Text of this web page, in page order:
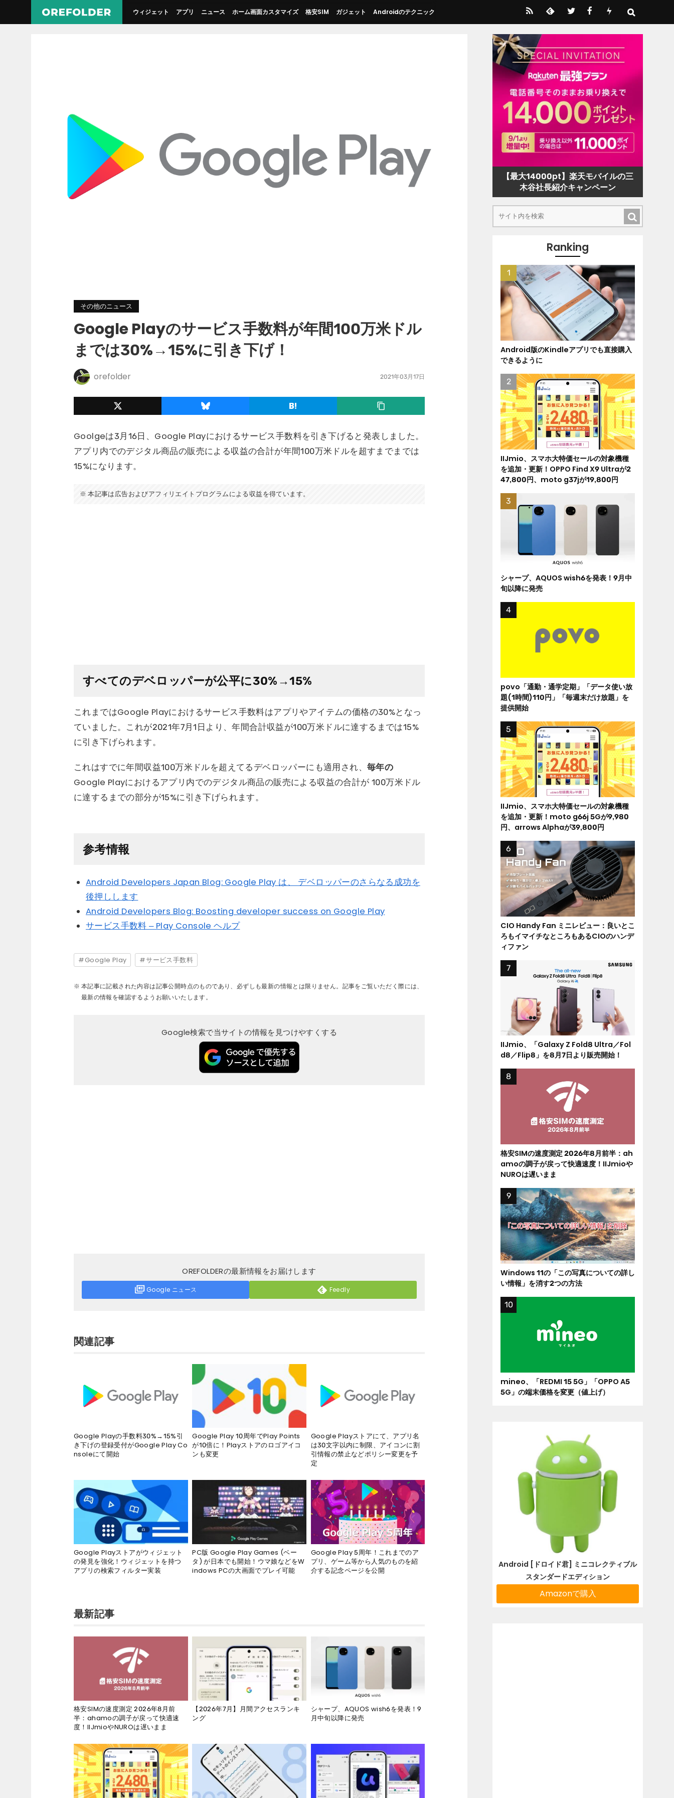
ウィジェット アプリ ニュース ホーム画面カスタマイズ 格安SIM ガジェット Androidのテクニック
その他のニュース
Google Playのサービス手数料が年間100万米ドル
までは30%→15%に引き下げ！
orefolder 2021年03月17日
Goolgeは3月16日、Google Playにおけるサービス手数料を引き下げると発表しました。
アプリ内でのデジタル商品の販売による収益の合計が年間100万米ドルを超すまでまでは
15%になります。
本記事は広告およびアフィリエイトプログラムによる収益を得ています。
すべてのデベロッパーが公平に30%→15%
これまではGoogle Playにおけるサービス手数料はアプリやアイテムの価格の30%となっ
ていました。これが2021年7月1日より、年間合計収益が100万米ドルに達するまでは15%
に引き下げられます。
これはすでに年間収益100万米ドルを超えてるデベロッパーにも適用され、 毎年の
Google Playにおけるアプリ内でのデジタル商品の販売による収益の合計が 100万米ドル
に達するまでの部分が15%に引き下げられます。
参考情報
Android Developers Japan Blog: Google Play は、 デベロッパーのさらなる成功を
後押しします
Android Developers Blog: Boosting developer success on Google Play
サービス手数料 – Play Console ヘルプ
Google Play サービス手数料
本記事に記載された内容は記事公開時点のものであり、必ずしも最新の情報とは限りません。記事をご覧いただく際には、
最新の情報を確認するようお願いいたします。
Google検索で当サイトの情報を見つけやすくする
OREFOLDERの最新情報をお届けします
Google ニュース Feedly
関連記事
Google Playの手数料30%→15%引
き下げの登録受付がGoogle Play Co
nsoleにて開始
Google Play 10周年でPlay Points
が10倍に！Playストアのロゴアイコ
ンも変更
Google Playストアにて、アプリ名
は30文字以内に制限、アイコンに割
引情報の禁止などポリシー変更を予
定
Google Playストアがウィジェット
の発見を強化！ウィジェットを持つ
アプリの検索フィルター実装
PC版 Google Play Games (ベー
タ) が日本でも開始！ウマ娘などをW
indows PCの大画面でプレイ可能
Google Play 5周年！これまでのア
プリ、ゲーム等から人気のものを紹
介する記念ページを公開
最新記事
格安SIMの速度測定 2026年8月前
半：ahamoの調子が戻って快適速
度！IIJmioやNUROは遅いまま
【2026年7月】月間アクセスランキ
ング
シャープ、AQUOS wish6を発表！9
月中旬以降に発売
【最大14000pt】楽天モバイルの三
木谷社長紹介キャンペーン
Ranking
Android版のKindleアプリでも直接購入
できるように
IIJmio、スマホ大特価セールの対象機種
を追加・更新！OPPO Find X9 Ultraが2
47,800円、moto g37jが19,800円
シャープ、AQUOS wish6を発表！9月中
旬以降に発売
povo「通勤・通学定期」「データ使い放
題(1時間)110円」「毎週末だけ放題」を
提供開始
IIJmio、スマホ大特価セールの対象機種
を追加・更新！moto g66j 5Gが9,980
円、arrows Alphaが39,800円
CIO Handy Fan ミニレビュー：良いとこ
ろもイマイチなところもあるCIOのハンデ
ィファン
IIJmio、「Galaxy Z Fold8 Ultra／Fol
d8／Flip8」を8月7日より販売開始！
格安SIMの速度測定 2026年8月前半：ah
amoの調子が戻って快適速度！IIJmioや
NUROは遅いまま
Windows 11の「この写真についての詳し
い情報」を消す2つの方法
mineo、「REDMI 15 5G」「OPPO A5
5G」の端末価格を変更（値上げ）
Android [ドロイド君] ミニコレクティブル
スタンダードエディション
Amazonで購入